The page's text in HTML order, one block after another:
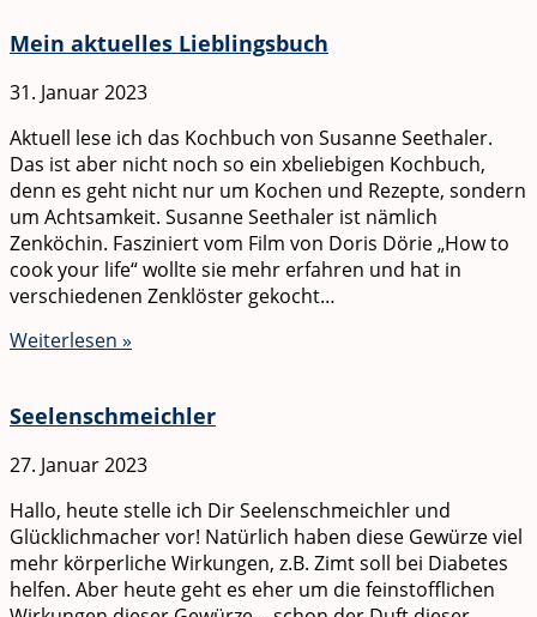
Mein aktuelles Lieblingsbuch
31. Januar 2023
Aktuell lese ich das Kochbuch von Susanne Seethaler.
Das ist aber nicht noch so ein xbeliebigen Kochbuch,
denn es geht nicht nur um Kochen und Rezepte, sondern
um Achtsamkeit. Susanne Seethaler ist nämlich
Zenköchin. Fasziniert vom Film von Doris Dörie „How to
cook your life“ wollte sie mehr erfahren und hat in
verschiedenen Zenklöster gekocht…
Weiterlesen »
Seelenschmeichler
27. Januar 2023
Hallo, heute stelle ich Dir Seelenschmeichler und
Glücklichmacher vor! Natürlich haben diese Gewürze viel
mehr körperliche Wirkungen, z.B. Zimt soll bei Diabetes
helfen. Aber heute geht es eher um die feinstofflichen